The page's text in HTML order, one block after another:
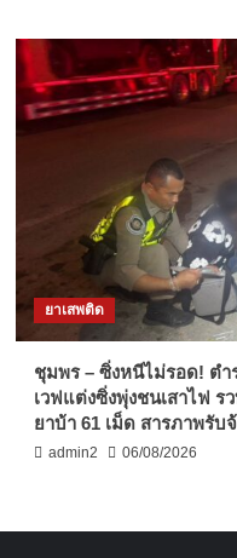
ยาเสพติด
ชุมพร – ซิ่งหนีไม่รอด! ตำ
เวฟแต่งซิ่งพุ่งชนเสาไฟ ร
ยาบ้า 61 เม็ด สารภาพรับ
admin2 06/08/2026